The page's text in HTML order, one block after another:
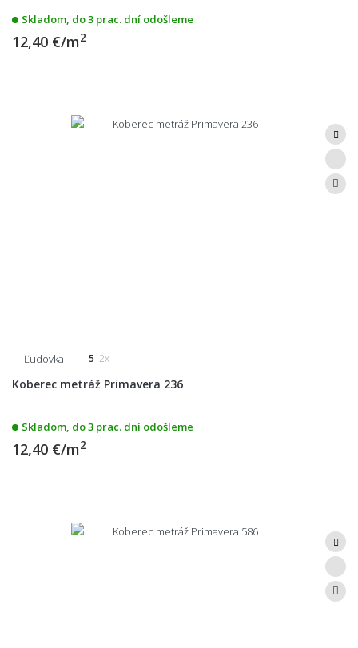
Skladom, do 3 prac. dní odošleme
12,40 €/m2
Ľudovka 5 2x
Koberec metráž Primavera 236
Skladom, do 3 prac. dní odošleme
12,40 €/m2